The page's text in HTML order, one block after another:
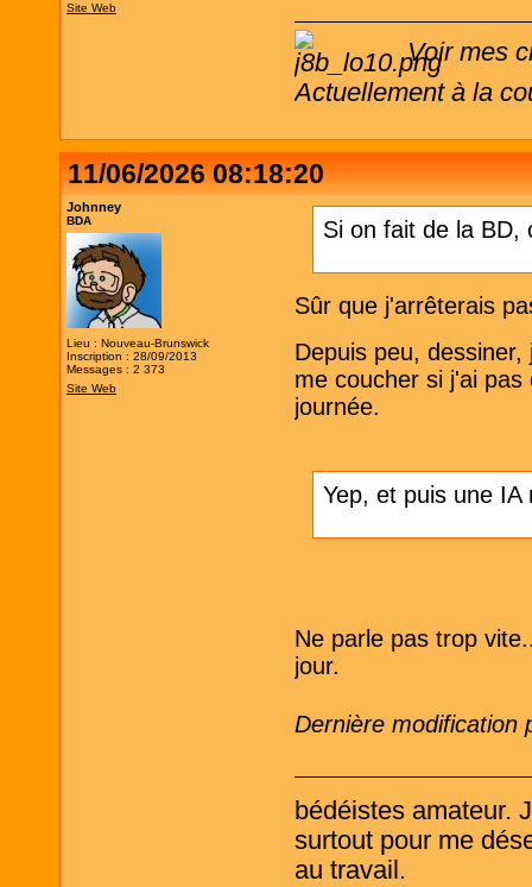
Site Web
Voir mes
Actuellement à la
11/06/2026 08:18:20
Johnney
BDA
Lieu : Nouveau-Brunswick
Inscription : 28/09/2013
Messages : 2 373
Site Web
Si on fait de la BD,
Sûr que j'arrêterais
Depuis peu,
me coucher si j'ai
journée.
Yep, et puis une
Ne parle pas trop
jour.
Dernière modification
bédéistes amateur.
surtout pour me
au travail.